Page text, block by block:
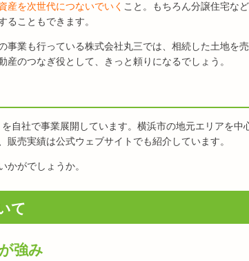
産を次世代につないでいく こと。もちろん分譲住宅など
こともできます。
事業も行っている株式会社丸三では、相続した土地を売
のつなぎ役として、きっと頼りになるでしょう。
自社で事業展開しています。横浜市の地元エリアを中
販売実績は公式ウェブサイトでも紹介しています。
がでしょうか。
て
強み